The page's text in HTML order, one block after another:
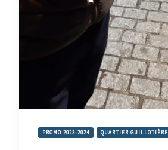
PROMO 2023-2024 QUARTIER GUILLOTIÈRE